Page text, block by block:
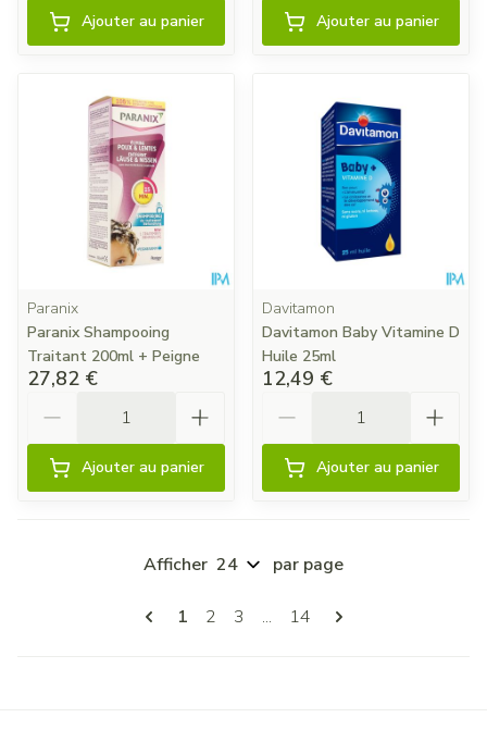
Ajouter au panier Ajouter au panier
Paranix
Paranix Shampooing
Traitant 200ml + Peigne
27,82 €
Ajouter au panier
Davitamon
Davitamon Baby Vitamine D
Huile 25ml
12,49 €
Ajouter au panier
Pages
Vous lisez actuellement la page
1 Page
2 Page
3 ... Page
14
Afficher par page